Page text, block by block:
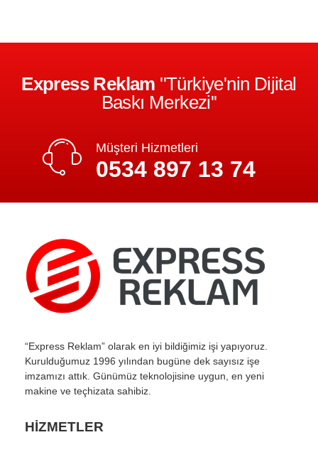
Express Reklam ''Türkiye'nin Dijital
Baskı Merkezi''
Müşteri Hizmetleri
0534 897 13 74
“Express Reklam” olarak en iyi bildiğimiz işi yapıyoruz.
Kurulduğumuz 1996 yılından bugüne dek sayısız işe
imzamızı attık. Günümüz teknolojisine uygun, en yeni
makine ve teçhizata sahibiz.
HİZMETLER